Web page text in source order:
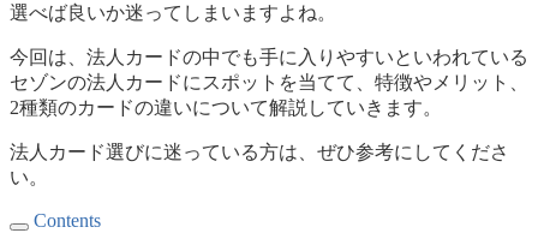
選べば良いか迷ってしまいますよね。
今回は、法人カードの中でも手に入りやすいといわれている
セゾンの法人カードにスポットを当てて、特徴やメリット、
2種類のカードの違いについて解説していきます。
法人カード選びに迷っている方は、ぜひ参考にしてくださ
い。
Contents